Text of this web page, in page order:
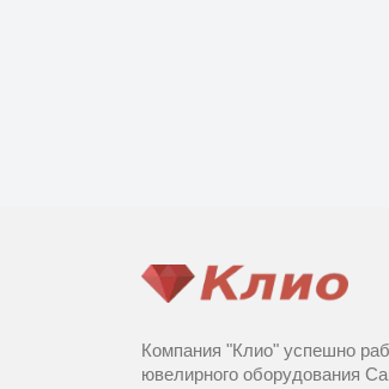
Компания "Клио" успешно
ювелирного оборудования